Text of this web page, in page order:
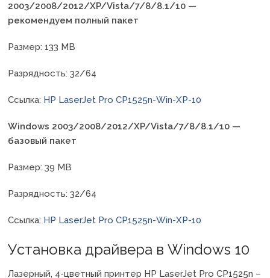
2003/2008/2012/XP/Vista/7/8/8.1/10 —
рекомендуем полный пакет
Размер: 133 MB
Разрядность: 32/64
Ссылка: HP LaserJet Pro CP1525n-Win-XP-10
Windows 2003/2008/2012/XP/Vista/7/8/8.1/10 —
базовый пакет
Размер: 39 MB
Разрядность: 32/64
Ссылка: HP LaserJet Pro CP1525n-Win-XP-10
Установка драйвера в Windows 10
Лазерный, 4-цветный принтер HP LaserJet Pro CP1525n –